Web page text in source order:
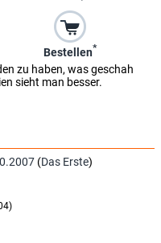
Bestellen*
zu haben, was geschah
sieht man besser.
(Das Erste)